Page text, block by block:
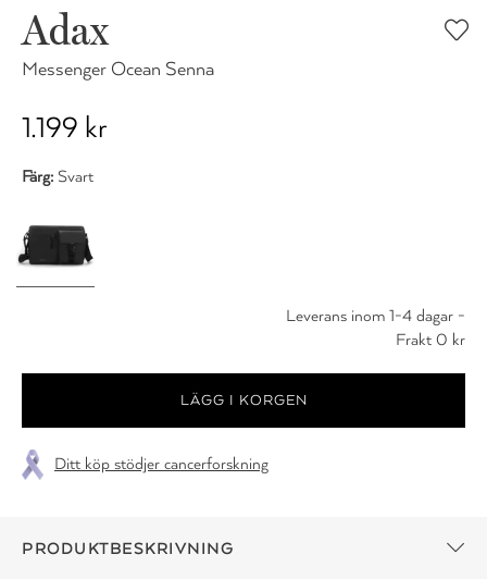
Adax
Messenger Ocean Senna
1.199 kr
Färg: Svart
Leverans inom 1-4 dagar -
Frakt 0 kr
Ditt köp stödjer cancerforskning
PRODUKTBESKRIVNING